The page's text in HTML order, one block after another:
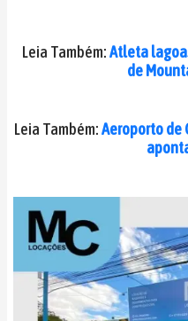
Leia Também:Atleta
de
Leia Também:Aeroporto de